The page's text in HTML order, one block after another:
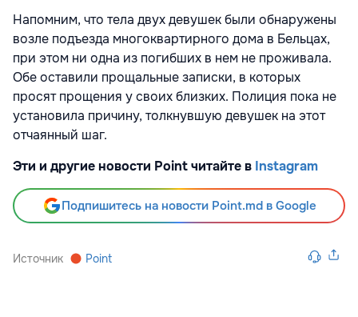
Напомним, что тела двух девушек были обнаружены
возле подъезда многоквартирного дома в Бельцах,
при этом ни одна из погибших в нем не проживала.
Обе оставили прощальные записки, в которых
просят прощения у своих близких. Полиция пока не
установила причину, толкнувшую девушек на этот
отчаянный шаг.
Эти и другие новости Point читайте в Instagram
Подпишитесь на новости Point.md в Google
Источник Point